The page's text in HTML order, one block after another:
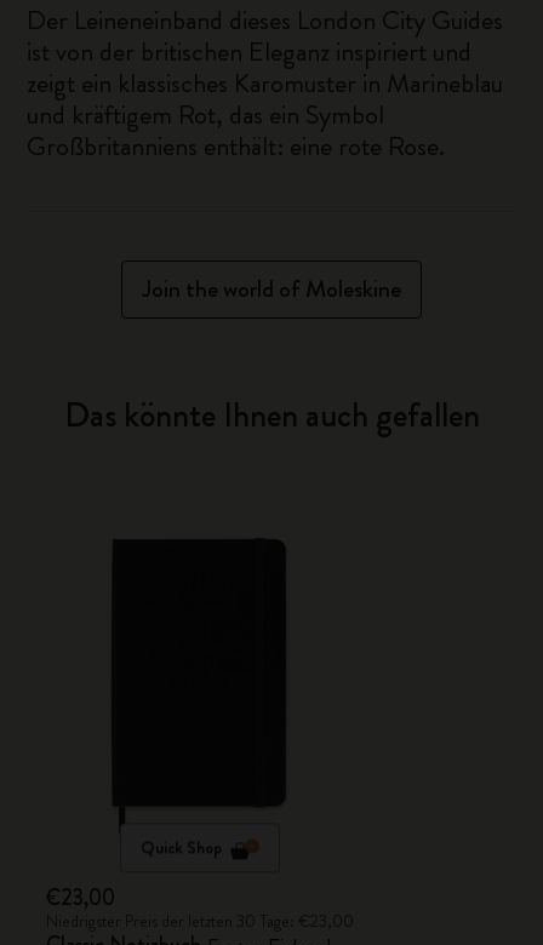
Der Leineneinband dieses London City Guides
ist von der britischen Eleganz inspiriert und
zeigt ein klassisches Karomuster in Marineblau
und kräftigem Rot, das ein Symbol
Großbritanniens enthält: eine rote Rose.
Join the world of Moleskine
Das könnte Ihnen auch gefallen
Quick Shop
€23,00